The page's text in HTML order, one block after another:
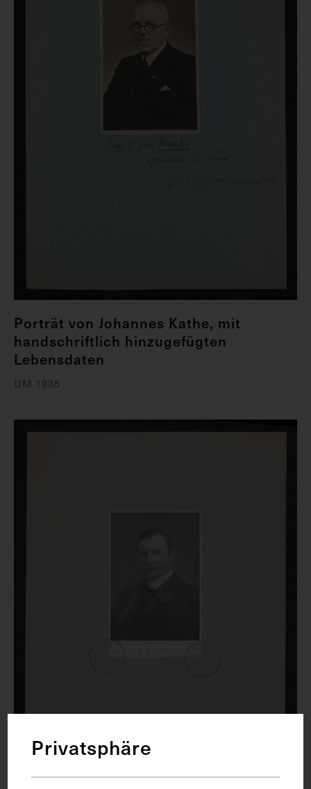
Porträt von Johannes Kathe, mit
handschriftlich hinzugefügten
Lebensdaten
UM 1935
Privatsphäre